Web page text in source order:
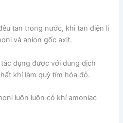
tan trong nước, khi tan điện li
và anion gốc axit.
dụng được với dung dịch
khí làm quỳ tím hóa đỏ.
luôn luôn có khí amoniac